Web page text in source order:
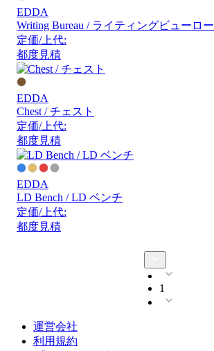
EDDA
Writing Bureau / ライティングビューロー
定価/上代:
都度見積
EDDA
Chest / チェスト
定価/上代:
都度見積
EDDA
LD Bench / LD ベンチ
定価/上代:
都度見積
1
運営会社
利用規約